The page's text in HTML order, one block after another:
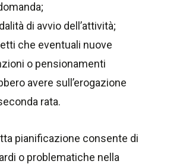
di avvio dell’attività;
che eventuali nuove
o pensionamenti
avere sull’erogazione
rata.
pianificazione consente di
o problematiche nella